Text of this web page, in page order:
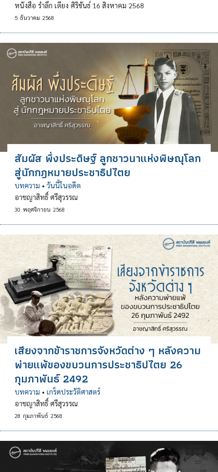
หนังสือ รำลึก เตียง ศิริขันธ์ 16 สิงหาคม 2568
5 ธันวาคม 2568
สัมผัส พึ่งประดิษฐ์ ลูกชาวนาแห่งพิษณุโลก
สู่นักกฎหมายประชาธิปไตย
บทความ • วันนี้ในอดีต
อาชญาสิทธิ์ ศรีสุวรรณ
30 พฤศจิกายน 2568
เสียงจากข้าราชการจังหวัดต่าง ๆ หลังความ
พ่ายแพ้ของขบวนการประชาธิปไตย 26
กุมภาพันธ์ 2492
บทความ • เกร็ดประวัติศาสตร์
อาชญาสิทธิ์ ศรีสุวรรณ
28 กุมภาพันธ์ 2568